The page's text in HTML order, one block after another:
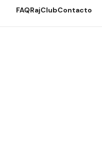
FAQRajClubContacto